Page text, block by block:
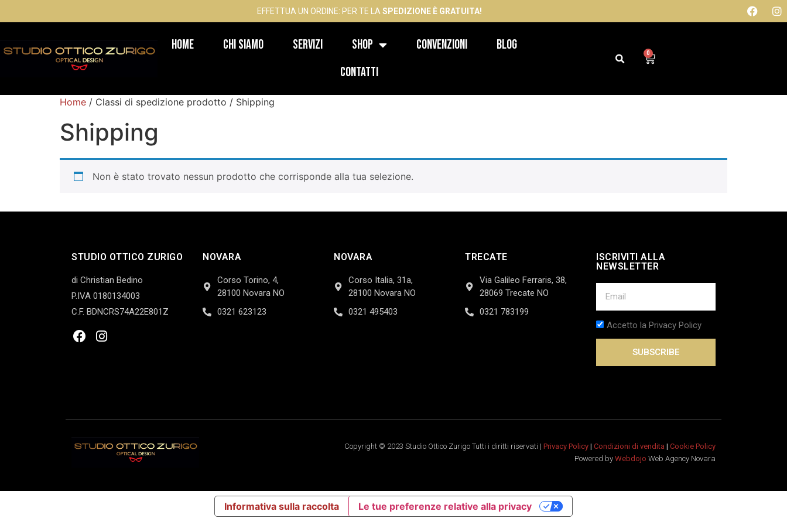
EFFETTUA UN ORDINE: PER TE LASPEDIZIONE È GRATUITA!
Home Chi Siamo Servizi Shop Convenzioni
Blog
Contatti
0
Home / Classi di spedizione prodotto / Shipping
Shipping
Non è stato trovato nessun prodotto che corrisponde alla tua selezione.
STUDIO OTTICO ZURIGO
di Christian Bedino
P.IVA 0180134003
C.F. BDNCRS74A22E801Z
NOVARA
Corso Torino, 4,
28100 Novara NO
0321 623123
NOVARA
Corso Italia, 31a,
28100 Novara NO
0321 495403
TRECATE
Via Galileo Ferraris, 38,
28069 Trecate NO
0321 783199
ISCRIVITI ALLA
NEWSLETTER
Accetto la Privacy Policy
SUBSCRIBE
Copyright © 2023 Studio Ottico Zurigo Tutti i diritti riservati | Privacy Policy| Condizioni di vendita | Cookie Policy
Powered by Webdojo Web Agency Novara
Informativa sulla raccolta Le tue preferenze relative alla privacy